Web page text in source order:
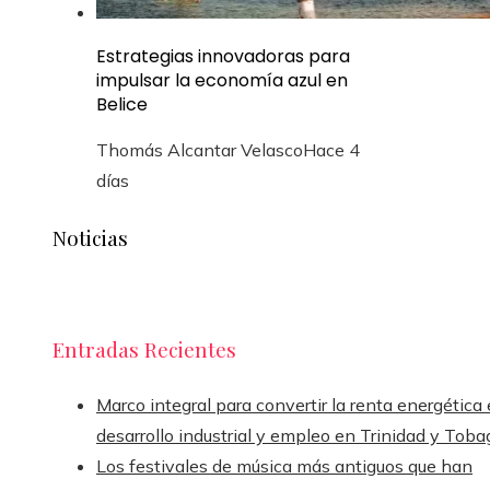
Estrategias innovadoras para
impulsar la economía azul en
Belice
Thomás Alcantar VelascoHace 4
días
Noticias
Entradas Recientes
Marco integral para convertir la renta energética
desarrollo industrial y empleo en Trinidad y
Los festivales de música más antiguos que han